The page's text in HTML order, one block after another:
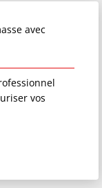
avec
vos